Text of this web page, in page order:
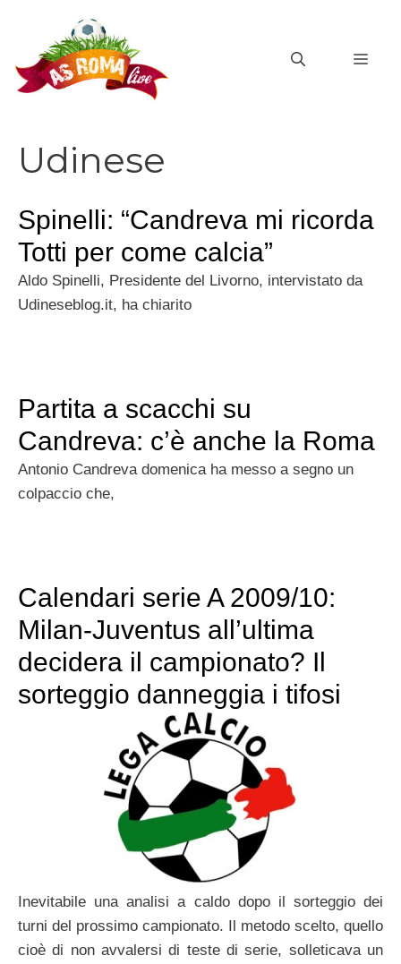
contenuto
Udinese
Spinelli: “Candreva mi ricorda
Totti per come calcia”
Aldo Spinelli, Presidente del Livorno, intervistato da
Udineseblog.it, ha chiarito
Partita a scacchi su
Candreva: c’è anche la Roma
Antonio Candreva domenica ha messo a segno un
colpaccio che,
Calendari serie A 2009/10:
Milan-Juventus all’ultima
decidera il campionato? Il
sorteggio danneggia i tifosi
Inevitabile una analisi a caldo dopo il sorteggio dei
turni del prossimo campionato. Il metodo scelto, quello
cioè di non avvalersi di teste di serie, solleticava un